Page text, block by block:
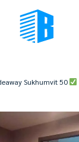
Sukhumvit 50